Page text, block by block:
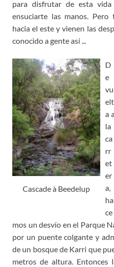
para disfrutar de esta
ensuciarte las manos.
hacia el este y vienen las
conocido a gente así ...
Cascade à Beedelup
D
e
vu
elt
a
la
ca
rr
et
er
a,
ha
ce
mos un desvío en el Parque
por un puente colgante y
de un bosque de Karri que
metros de altura. Entonces